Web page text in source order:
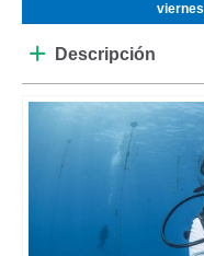
Descripción